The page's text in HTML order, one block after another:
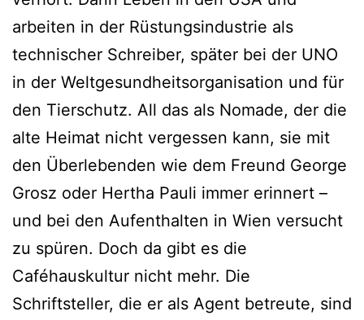
arbeiten in der Rüstungsindustrie als
technischer Schreiber, später bei der UNO
in der Weltgesundheitsorganisation und für
den Tierschutz. All das als Nomade, der die
alte Heimat nicht vergessen kann, sie mit
den Überlebenden wie dem Freund George
Grosz oder Hertha Pauli immer erinnert –
und bei den Aufenthalten in Wien versucht
zu spüren. Doch da gibt es die
Caféhauskultur nicht mehr. Die
Schriftsteller, die er als Agent betreute, sind